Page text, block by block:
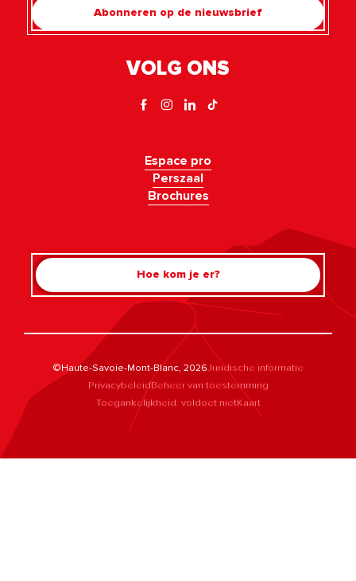
Abonneren op de nieuwsbrief
VOLG ONS
Espace pro
Perszaal
Brochures
Hoe kom je er?
©Haute-Savoie-Mont-Blanc, 2026Juridische informatie
PrivacybeleidBeheer van toestemming
Toegankelijkheid: voldoet nietKaart